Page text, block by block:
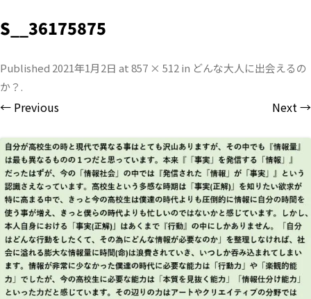
S__36175875
Published 2021年1月2日 at857 × 512in どんな大人に出会えるの
か？ .
← Previous Next →